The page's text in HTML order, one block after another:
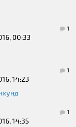
1
00:33
1
14:23
1
14:35